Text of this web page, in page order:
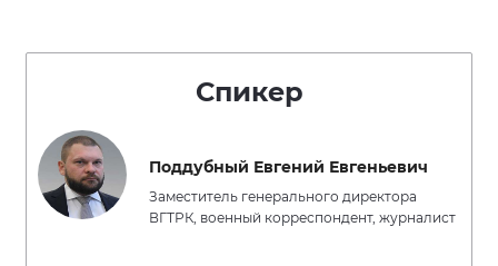
Спикер
Поддубный Евгений Евгеньевич
Заместитель генерального директора
ВГТРК, военный корреспондент, журналист